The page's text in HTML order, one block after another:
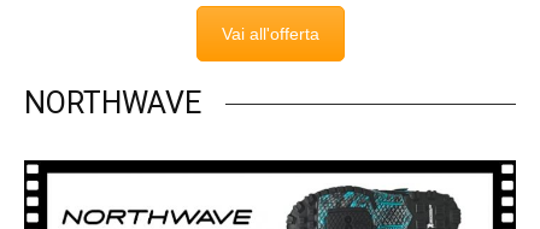
Vai all'offerta
NORTHWAVE